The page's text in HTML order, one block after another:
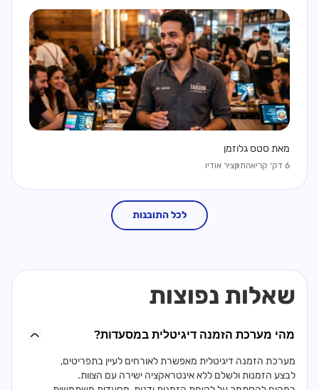
מאת סטס גלוזמן
6 דק׳ קריאה תקציר אודיו
לכל התובנות
שאלות נפוצות
מהי מערכת הזמנה דיגיטלית במסעדות?
מערכת הזמנה דיגיטלית מאפשרת לאורחים לעיין בתפריטים,
לבצע הזמנות ולשלם ללא אינטראקציה ישירה עם הצוות.